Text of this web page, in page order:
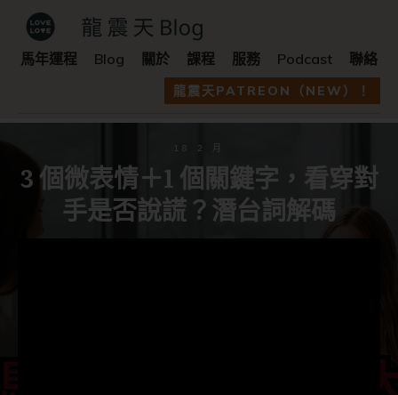
馬年運程 Blog 關於 課程 服務 Podcast 聯絡
龍震天PATREON（NEW）！
18 2 月
3 個微表情＋1 個關鍵字，看穿對
手是否說謊？潛台詞解碼